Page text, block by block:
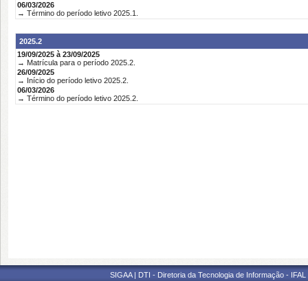
06/03/2026
→ Término do período letivo 2025.1.
2025.2
19/09/2025 à 23/09/2025
→ Matrícula para o período 2025.2.
26/09/2025
→ Início do período letivo 2025.2.
06/03/2026
→ Término do período letivo 2025.2.
SIGAA | DTI - Diretoria da Tecnologia de Informação -